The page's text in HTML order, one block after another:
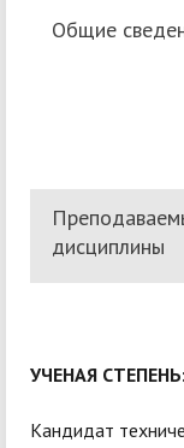
Общие
дисциплины
УЧЕНАЯ СТЕПЕНЬ:
Кандидат